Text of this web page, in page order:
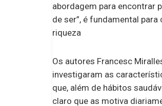
abordagem para encontrar
de ser”, é fundamental
riqueza
Os autores Francesc
investigaram as
que, além de hábitos
claro que as motiva